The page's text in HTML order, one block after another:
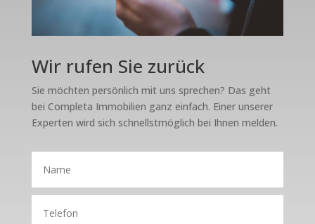
Wir rufen Sie zurück
Sie möchten persönlich mit uns sprechen? Das geht
bei Completa Immobilien ganz einfach. Einer unserer
Experten wird sich schnellstmöglich bei Ihnen melden.